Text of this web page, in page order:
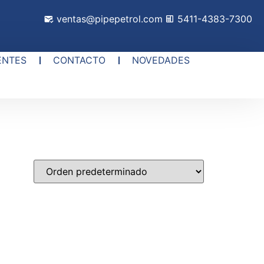
ventas@pipepetrol.com 5411-4383-7300
CONTACTO NOVEDADES